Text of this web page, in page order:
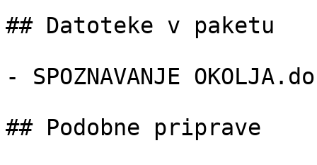
## Datoteke v paketu
- SPOZNAVANJE
## Podobne priprave